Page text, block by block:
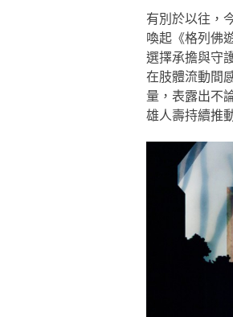
有別於以往，
喚起《格列佛
選擇承擔與守
在肢體流動間
量，表露出不
雄人壽持續推